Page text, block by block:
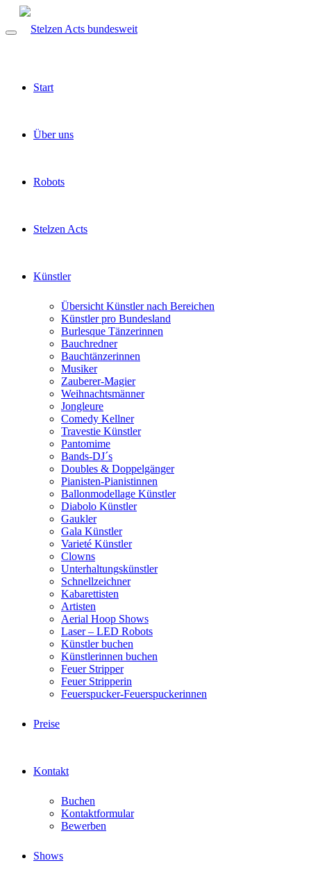
Start
Über uns
Robots
Stelzen Acts
Künstler
Übersicht Künstler nach Bereichen
Künstler pro Bundesland
Burlesque Tänzerinnen
Bauchredner
Bauchtänzerinnen
Musiker
Zauberer-Magier
Weihnachtsmänner
Jongleure
Comedy Kellner
Travestie Künstler
Pantomime
Bands-DJ´s
Doubles & Doppelgänger
Pianisten-Pianistinnen
Ballonmodellage Künstler
Diabolo Künstler
Gaukler
Gala Künstler
Varieté Künstler
Clowns
Unterhaltungskünstler
Schnellzeichner
Kabarettisten
Artisten
Aerial Hoop Shows
Laser – LED Robots
Künstler buchen
Künstlerinnen buchen
Feuer Stripper
Feuer Stripperin
Feuerspucker-Feuerspuckerinnen
Preise
Kontakt
Buchen
Kontaktformular
Bewerben
Shows